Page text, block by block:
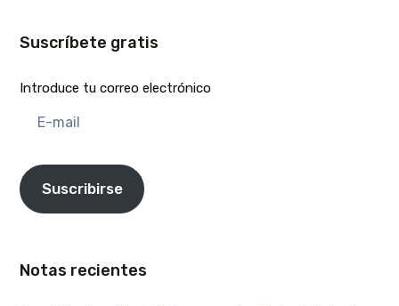
Suscríbete gratis
Introduce tu correo electrónico
mail
Suscribirse
Notas recientes